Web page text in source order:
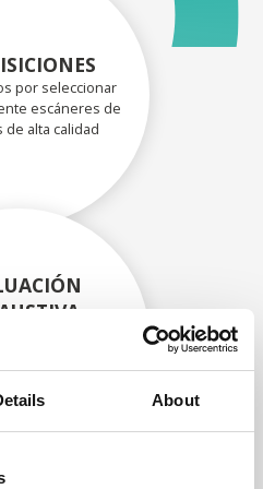
About
por seleccionar
escáneres de
de alta calidad
cada escáner